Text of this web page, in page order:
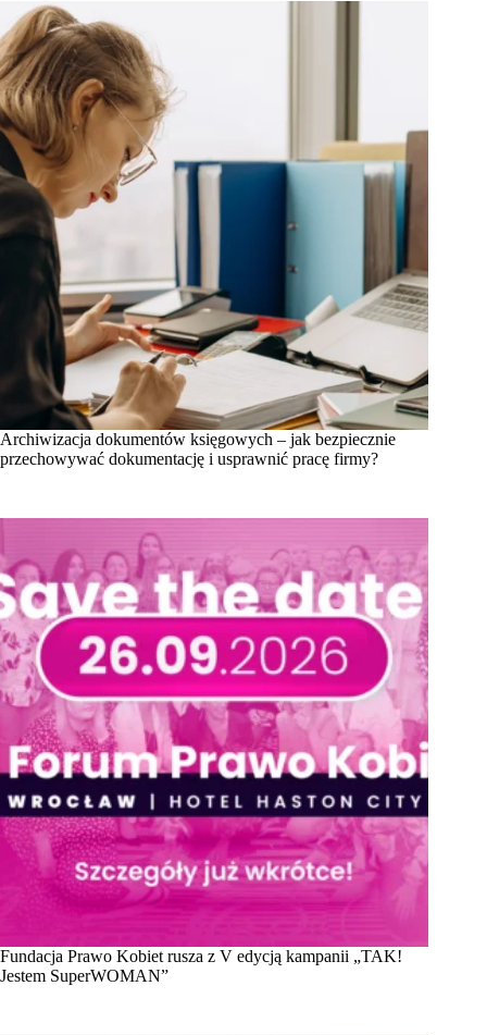
Archiwizacja dokumentów księgowych – jak bezpiecznie
przechowywać dokumentację i usprawnić pracę firmy?
Fundacja Prawo Kobiet rusza z V edycją kampanii „TAK!
Jestem SuperWOMAN”